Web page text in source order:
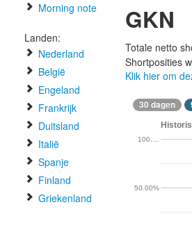
Morning note
Landen:
Nederland
België
Engeland
Frankrijk
Duitsland
Italië
Spanje
Finland
Griekenland
GKN
Totale netto
Shortposities
Klik hier om
30 dagen
50.00%
100.…